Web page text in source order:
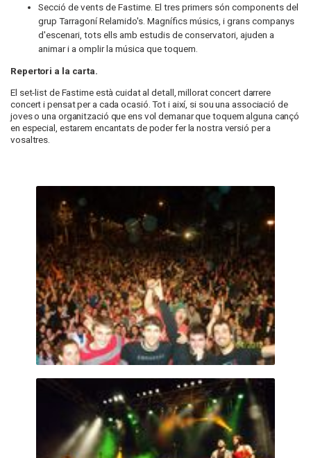
Secció de vents de Fastime. El tres primers són components del
grup Tarragoní Relamido's. Magnífics músics, i grans companys
d'escenari, tots ells amb estudis de conservatori, ajuden a
animar i a omplir la música que toquem.
Repertori a la carta.
El set-list de Fastime està cuidat al detall, millorat concert darrere
concert i pensat per a cada ocasió. Tot i així, si sou una associació de
joves o una organització que ens vol demanar que toquem alguna cançó
en especial, estarem encantats de poder fer la nostra versió per a
vosaltres.